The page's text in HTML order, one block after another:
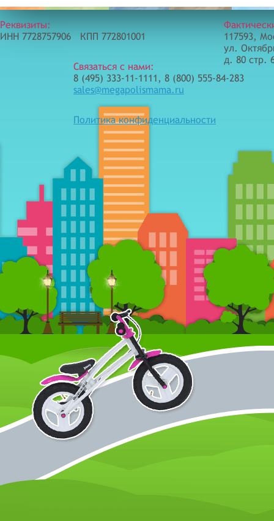
Реквизиты:
ИНН 7728757906 КПП 772801001
Связаться с нами:
8 (495) 333-11-1111, 8 (800) 555-84-283
sales@megapolismama.ru
Политика конфиденциальности
117593,
ул.
д. 80 стр.